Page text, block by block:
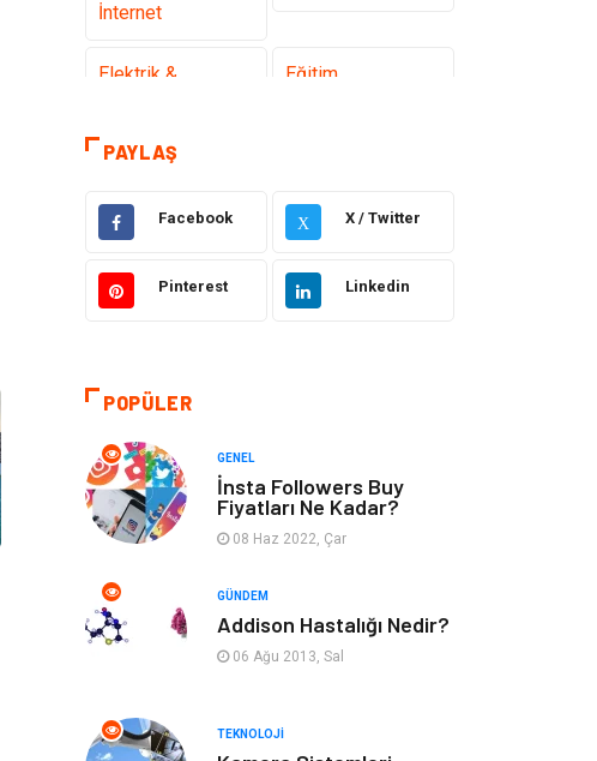
İnternet
Elektrik &
Eğitim
Gıda
Otomotiv Tanıtıcı Reklam
Cilt ve Deri
Hastalıkları
Emlak
Ağız ve Diş
Organizasyon Hastalıklar
PAYLAŞ
Facebook X X / Twitter
Pinterest Linkedin
POPÜLER
GENEL
İnsta Followers Buy
Fiyatları Ne Kadar?
08 Haz 2022, Çar
GÜNDEM
Addison Hastalığı Nedir?
06 Ağu 2013, Sal
TEKNOLOJI